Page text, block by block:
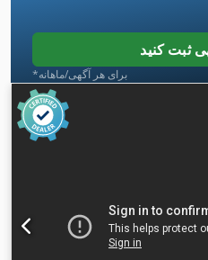
ثبت کنید
*برای هر آگهی/ماهانه